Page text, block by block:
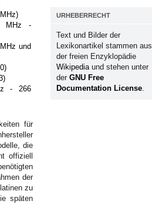
MHz -
und
- 266
für
die
offiziell
der
zu
späten
URHEBERRECHT
Text und Bilder der
Lexikonartikel stammen aus
der freien Enzyklopädie
Wikipediaund stehen unter
der GNU Free
Documentation License.